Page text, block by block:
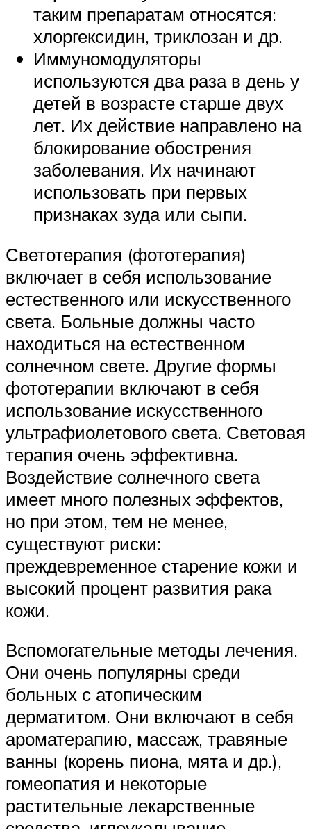
таким препаратам относятся:
хлоргексидин, триклозан и др.
Иммуномодуляторы
используются два раза в день у
детей в возрасте старше двух
лет. Их действие направлено на
блокирование обострения
заболевания. Их начинают
использовать при первых
признаках зуда или сыпи.
Светотерапия (фототерапия)
включает в себя использование
естественного или искусственного
света. Больные должны часто
находиться на естественном
солнечном свете. Другие формы
фототерапии включают в себя
использование искусственного
ультрафиолетового света. Световая
терапия очень эффективна.
Воздействие солнечного света
имеет много полезных эффектов,
но при этом, тем не менее,
существуют риски:
преждевременное старение кожи и
высокий процент развития рака
кожи.
Вспомогательные методы лечения.
Они очень популярны среди
больных с атопическим
дерматитом. Они включают в себя
ароматерапию, массаж, травяные
ванны (корень пиона, мята и др.),
гомеопатия и некоторые
растительные лекарственные